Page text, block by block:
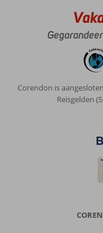
Corendon is
Reisgelden